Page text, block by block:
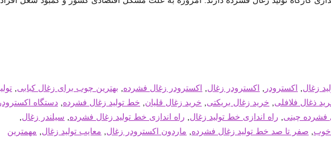
زغال اکسترودر اکسترودر زغال اکسترودر زغال فشرده بهترین چوب برای زغال کبابی
ذغال فلافلی خرید زغال بریکتی خرید زغال قلیان خط تولید زغال فشرده دستگاه اکسترودر
فشرده چینی راه اندازی خط تولید زغال راه اندازی خط تولید زغال فشرده سیلندر زغال
خوب صفر تا صد خط تولید زغال فشرده ماردون اکسترودر زغال معایب تولید زغال
مهمترین